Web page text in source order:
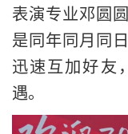
表演专业邓圆
是同年同月同
迅速互加好友
遇。